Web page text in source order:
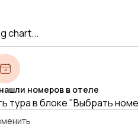
chart...
номеров в отеле
тура в блоке "Выбрать